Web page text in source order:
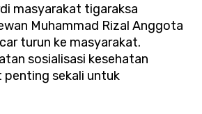
masyarakat tigaraksa
Muhammad Rizal Anggota
turun ke masyarakat.
sosialisasi kesehatan
penting sekali untuk